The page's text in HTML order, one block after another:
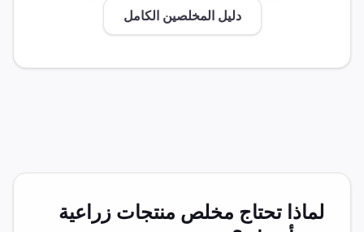
دليل المخلصين الكامل
لماذا تحتاج مخلص منتجات زراعية